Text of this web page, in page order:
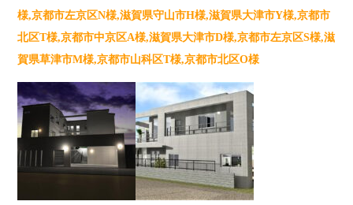
様,京都市左京区N様,滋賀県守山市H様,滋賀県大津市Y様,京都市
北区T様,京都市中京区A様,滋賀県大津市D様,京都市左京区S様,滋
賀県草津市M様,京都市山科区T様,京都市北区O様